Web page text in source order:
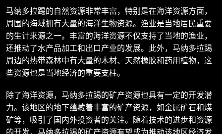
马纳多拉踢的自然资源非常丰富，特别是在海洋资源方面，
周围的海域拥有大量的海洋生物资源。渔业是当地居民重要
的生计来源之一。丰富的海洋资源不仅支持了当地的渔业，
还推动了水产品加工和出口产业的发展。此外，马纳多拉踢
周边的热带森林中有大量的木材、天然橡胶和药用植物，这
些资源也是当地经济的重要支柱。
除了海洋资源，马纳多拉踢的矿产资源也具有一定的开发潜
力。该地区的地下蕴藏着丰富的矿产资源，如金属矿石和煤
矿等，吸引了国内外投资者的关注。随着技术的进步和资源
的开发，马纳多拉踢的矿产资源有望成为推动该地区经济发